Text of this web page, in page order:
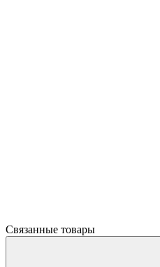
Связанные товары